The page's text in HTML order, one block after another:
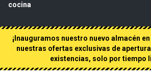
cocina
¡Inauguramos nuestro nuevo almacén
nuestras ofertas exclusivas de
existencias, solo por tiempo